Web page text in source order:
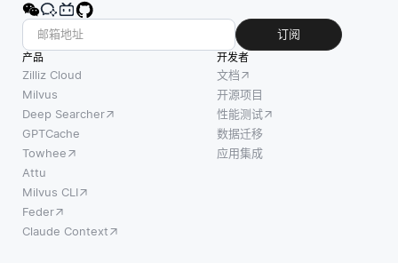
订阅
产品
Zilliz Cloud
Milvus
Deep Searcher
GPTCache
Towhee
Attu
Milvus CLI
Feder
Claude Context
开发者
文档
开源项目
性能测试
数据迁移
应用集成